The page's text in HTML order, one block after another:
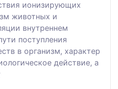
ионизирующих
животных и
внутреннем
поступления
в организм, характер
действие, а